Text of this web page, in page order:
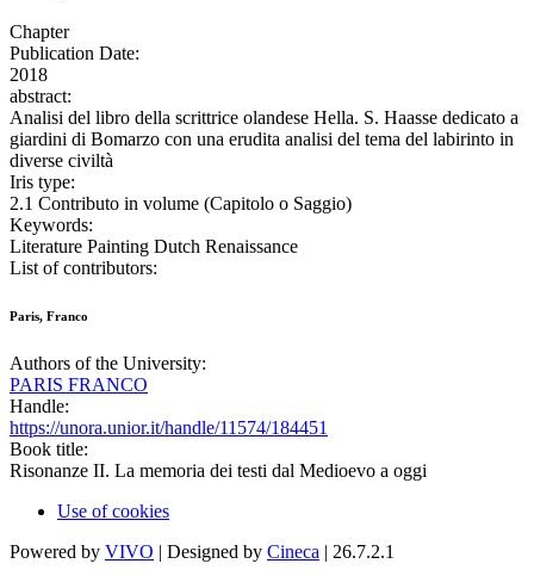
Chapter
Publication Date:
2018
abstract:
Analisi del libro della scrittrice olandese Hella. S. Haasse dedicato a
giardini di Bomarzo con una erudita analisi del tema del labirinto in
diverse civiltà
Iris type:
2.1 Contributo in volume (Capitolo o Saggio)
Keywords:
Literature Painting Dutch Renaissance
List of contributors:
Paris, Franco
Authors of the University:
PARIS FRANCO
Handle:
https://unora.unior.it/handle/11574/184451
Book title:
Risonanze II. La memoria dei testi dal Medioevo a oggi
Use of cookies
Powered by VIVO | Designed by Cineca | 26.7.2.1